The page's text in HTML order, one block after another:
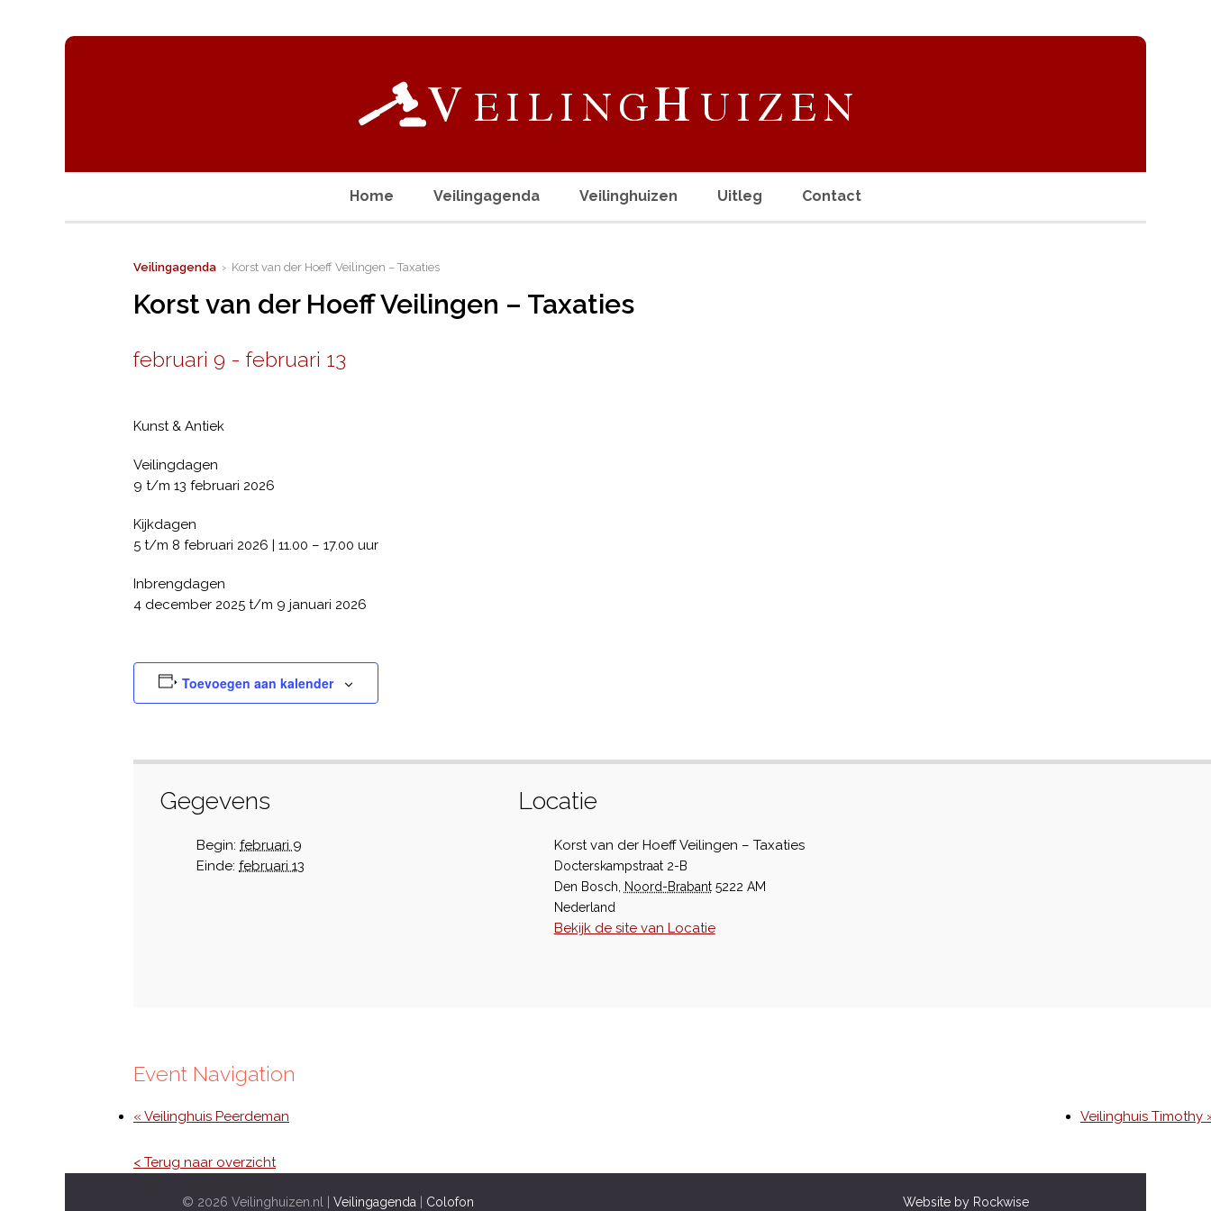
Home Veilingagenda Veilinghuizen Uitleg Contact
Veilingagenda › Korst van der Hoeff Veilingen – Taxaties
Korst van der Hoeff Veilingen – Taxaties
februari 9 - februari 13
Kunst & Antiek
Veilingdagen
9 t/m 13 februari 2026
Kijkdagen
5 t/m 8 februari 2026 | 11.00 – 17.00 uur
Inbrengdagen
4 december 2025 t/m 9 januari 2026
Toevoegen aan kalender
Gegevens
Begin: februari 9
Einde: februari 13
Locatie
Korst van der Hoeff Veilingen – Taxaties
Docterskampstraat 2-B
Den Bosch
Noord-Brabant 5222 AM
Nederland
Bekijk de site van Locatie
Event Navigation
« Veilinghuis Peerdeman Veilinghuis Timothy
< Terug naar overzicht
© 2026 Veilinghuizen.nl | Veilingagenda Colofon Website by Rockwise